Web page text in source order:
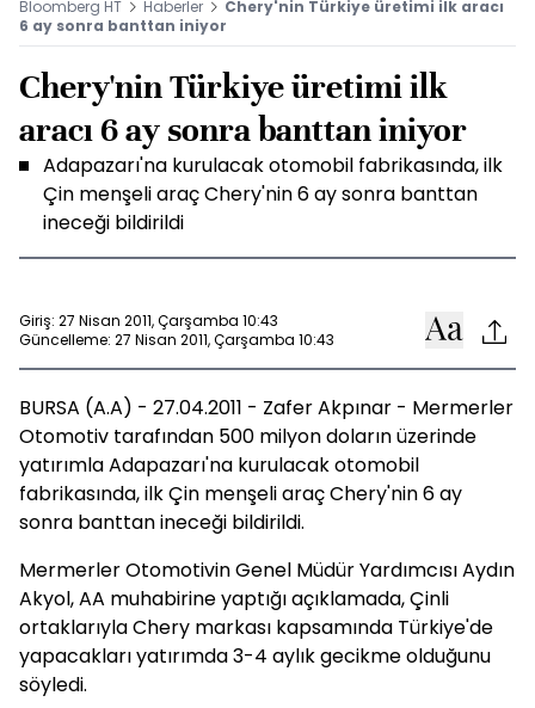
Bloomberg HT Haberler
Chery'nin Türkiye üretimi ilk aracı
6 ay sonra banttan iniyor
Chery'nin Türkiye üretimi ilk
aracı 6 ay sonra banttan iniyor
Adapazarı'na kurulacak otomobil fabrikasında, ilk
Çin menşeli araç Chery'nin 6 ay sonra banttan
ineceği bildirildi
Giriş: 27 Nisan 2011, Çarşamba 10:43
Güncelleme: 27 Nisan 2011, Çarşamba 10:43
BURSA (A.A) - 27.04.2011 - Zafer Akpınar - Mermerler
Otomotiv tarafından 500 milyon doların üzerinde
yatırımla Adapazarı'na kurulacak otomobil
fabrikasında, ilk Çin menşeli araç Chery'nin 6 ay
sonra banttan ineceği bildirildi.
Mermerler Otomotivin Genel Müdür Yardımcısı Aydın
Akyol, AA muhabirine yaptığı açıklamada, Çinli
ortaklarıyla Chery markası kapsamında Türkiye'de
yapacakları yatırımda 3-4 aylık gecikme olduğunu
söyledi.